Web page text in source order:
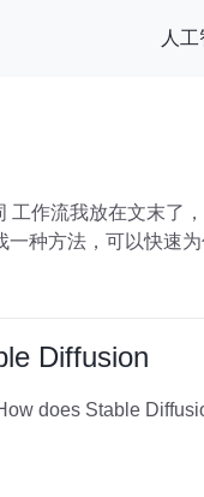
人
Diffusion